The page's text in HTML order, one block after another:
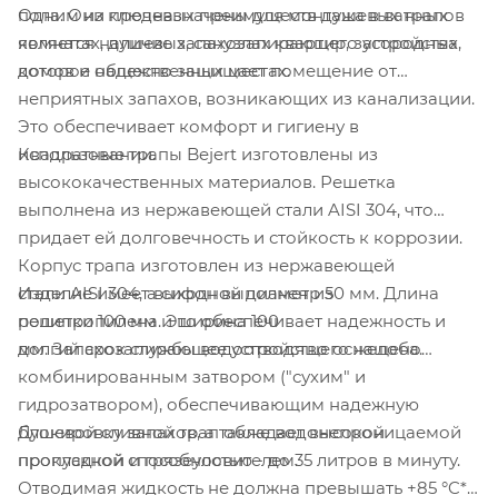
пола. Они предназначены для монтажа в ванных
комнатах, душевых, санузлах квартир, загородных
домов и общественных местах.
Одним из ключевых преимуществ душевых трапов
является наличие запахозапирающего устройства,
которое надежно защищает помещение от
неприятных запахов, возникающих из канализации.
Это обеспечивает комфорт и гигиену в
использовании.
Квадратные трапы Bejert изготовлены из
высококачественных материалов. Решетка
выполнена из нержавеющей стали AISI 304, что
придает ей долговечность и стойкость к коррозии.
Корпус трапа изготовлен из нержавеющей
стали AISI 304, а сифон выполнен из
полипропилена. Это обеспечивает надежность и
долгий срок службы водоотводящего желоба.
Изделие имеет выходной диаметр 50 мм. Длина
решетки 100 мм и ширина 100
мм. Запахозапирающее устройство оснащено
комбинированным затвором ("сухим" и
гидрозатвором), обеспечивающим надежную
блокировку запахов, а также водонепроницаемой
прокладкой и грязеуловителем.
Душевой сливной трап обладает высокой
пропускной способностью - до 35 литров в минуту.
Отводимая жидкость не должна превышать +85 °C*.